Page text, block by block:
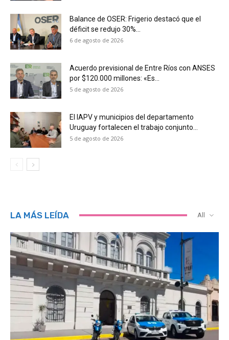
Balance de OSER: Frigerio destacó que el
déficit se redujo 30%...
6 de agosto de 2026
Acuerdo previsional de Entre Ríos con ANSES
por $120.000 millones: «Es...
5 de agosto de 2026
El IAPV y municipios del departamento
Uruguay fortalecen el trabajo conjunto...
5 de agosto de 2026
LA MÁS LEÍDA All